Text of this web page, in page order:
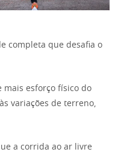
completa que desafia o
mais esforço físico do
variações de terreno,
a corrida ao ar livre